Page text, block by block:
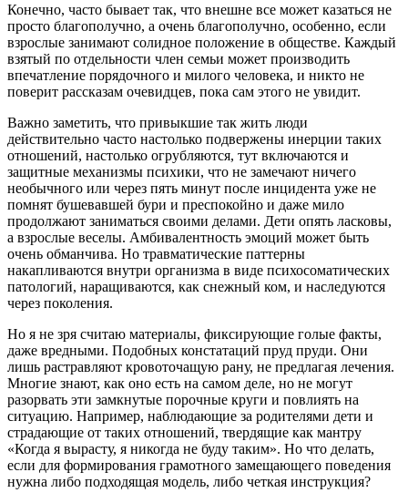
Конечно, часто бывает так, что внешне все может казаться не
просто благополучно, а очень благополучно, особенно, если
взрослые занимают солидное положение в обществе. Каждый
взятый по отдельности член семьи может производить
впечатление порядочного и милого человека, и никто не
поверит рассказам очевидцев, пока сам этого не увидит.
Важно заметить, что привыкшие так жить люди
действительно часто настолько подвержены инерции таких
отношений, настолько огрубляются, тут включаются и
защитные механизмы психики, что не замечают ничего
необычного или через пять минут после инцидента уже не
помнят бушевавшей бури и преспокойно и даже мило
продолжают заниматься своими делами. Дети опять ласковы,
а взрослые веселы. Амбивалентность эмоций может быть
очень обманчива. Но травматические паттерны
накапливаются внутри организма в виде психосоматических
патологий, наращиваются, как снежный ком, и наследуются
через поколения.
Но я не зря считаю материалы, фиксирующие голые факты,
даже вредными. Подобных констатаций пруд пруди. Они
лишь растравляют кровоточащую рану, не предлагая лечения.
Многие знают, как оно есть на самом деле, но не могут
разорвать эти замкнутые порочные круги и повлиять на
ситуацию. Например, наблюдающие за родителями дети и
страдающие от таких отношений, твердящие как мантру
«Когда я вырасту, я никогда не буду таким». Но что делать,
если для формирования грамотного замещающего поведения
нужна либо подходящая модель, либо четкая инструкция?